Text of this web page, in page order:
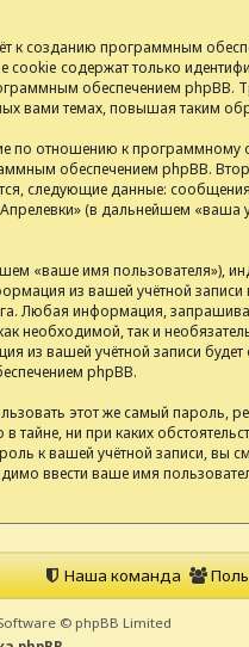
созданию программным
содержат только
обеспечением phpBB.
вами темах, повышая таким
отношению к программному
обеспечением phpBB.
следующие данные:
(в дальнейшем «ваша
«ваше имя пользователя»),
из вашей учётной
Любая информация,
необходимой, так и
вашей учётной записи
phpBB.
этот же самый пароль,
ни при каких
к вашей учётной записи, вы
ввести ваше имя
Наша команда
© phpBB Limited